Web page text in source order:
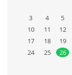
3
4 5
10
11 12
17
18 19
24
25 26